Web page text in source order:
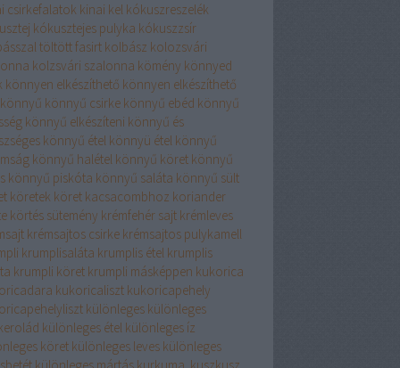
csirkefalatok kinai kel kókuszreszelék
kókusztejes pulyka kókuszzsír
töltött fasirt kolbász kolozsvári
kolzsvári szalonna kömény könnyed
könnyen elkészíthető könnyen elkészíthető
könnyű könnyű csirke könnyű ebéd könnyű
könnyű elkészíteni könnyű és
könnyű étel könnyü étel könnyű
könnyű halétel könnyű köret könnyű
könnyű piskóta könnyű saláta könnyű sült
köretek köret kacsacombhoz koriander
körtés sütemény krémfehér sajt krémleves
krémsajtos csirke krémsajtos pulykamell
krumplisaláta krumplis étel krumplis
krumpli köret krumpli másképpen kukorica
kukoricaliszt kukoricapehely
különleges különleges
különleges étel különleges íz
köret különleges leves különleges